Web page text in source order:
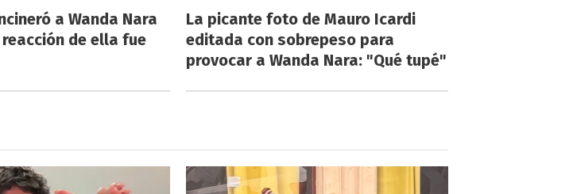
a Wanda Nara
de ella fue
La picante foto de Mauro Icardi
editada con sobrepeso para
provocar a Wanda Nara: "Qué tupé"